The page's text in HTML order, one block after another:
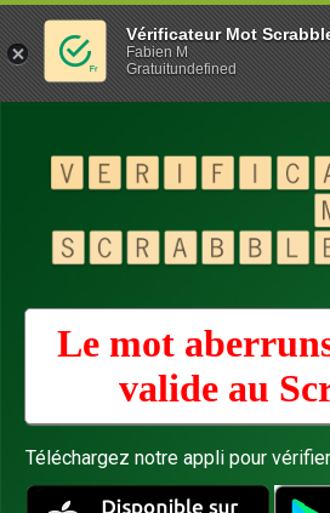
Le mot
valide au
Téléchargez notre appli pour
Vérificateur Mot
Fabien M
Gratuitundefined